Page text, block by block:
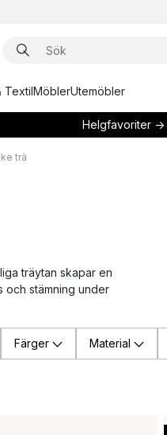
TextilMöblerUtemöbler
Helgfavoriter →
trä
träytan skapar en
och stämning under
Färger Material